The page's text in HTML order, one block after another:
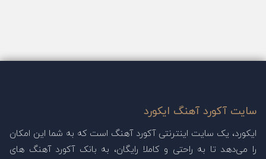
سایت آکورد آهنگ ایکورد
ایکورد، یک سایت اینترنتی آکورد آهنگ است که به شما این امکان
را می‌دهد تا به راحتی و کاملا رایگان، به بانک آکورد آهنگ های